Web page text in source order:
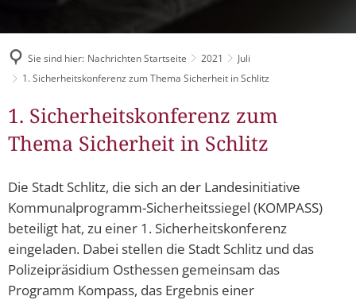
Konzertsaal LMAH
Schlitzer Geschichten
Sie sind hier: Nachrichten Startseite 2021
Juli
1. Sicherheitskonferenz zum Thema Sicherheit in Schlitz
1. Sicherheitskonferenz zum
Thema Sicherheit in Schlitz
Die Stadt Schlitz, die sich an der Landesinitiative
Kommunalprogramm-Sicherheitssiegel (KOMPASS)
beteiligt hat, zu einer 1. Sicherheitskonferenz
eingeladen. Dabei stellen die Stadt Schlitz und das
Polizeipräsidium Osthessen gemeinsam das
Programm Kompass, das Ergebnis einer